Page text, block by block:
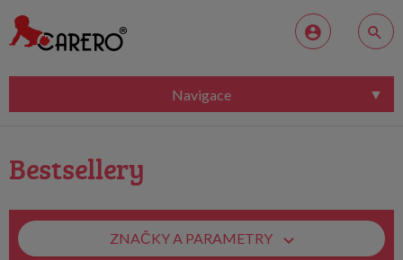
Navigace
Bestsellery
ZNAČKY A PARAMETRY